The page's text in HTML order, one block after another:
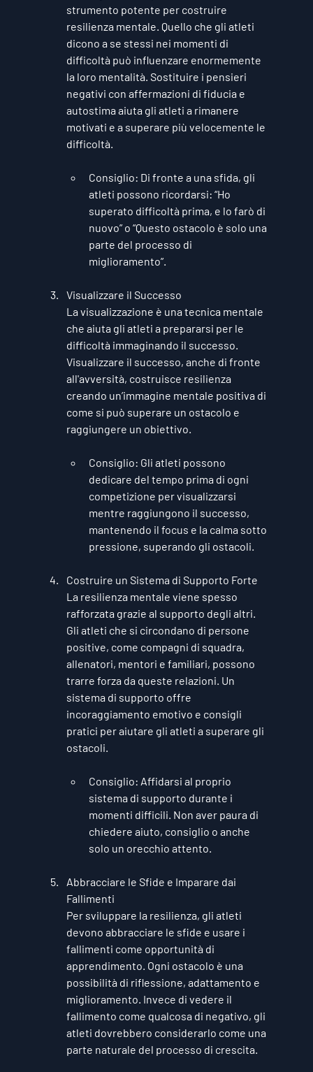
strumento potente per costruire
resilienza mentale. Quello che gli atleti
dicono a se stessi nei momenti di
difficoltà può influenzare enormemente
la loro mentalità. Sostituire i pensieri
negativi con affermazioni di fiducia e
autostima aiuta gli atleti a rimanere
motivati e a superare più velocemente le
difficoltà.
Consiglio: Di fronte a una sfida, gli
atleti possono ricordarsi: “Ho
superato difficoltà prima, e lo farò di
nuovo” o “Questo ostacolo è solo una
parte del processo di
miglioramento”.
Visualizzare il Successo
La visualizzazione è una tecnica mentale
che aiuta gli atleti a prepararsi per le
difficoltà immaginando il successo.
Visualizzare il successo, anche di fronte
all'avversità, costruisce resilienza
creando un’immagine mentale positiva di
come si può superare un ostacolo e
raggiungere un obiettivo.
Consiglio: Gli atleti possono
dedicare del tempo prima di ogni
competizione per visualizzarsi
mentre raggiungono il successo,
mantenendo il focus e la calma sotto
pressione, superando gli ostacoli.
Costruire un Sistema di Supporto Forte
La resilienza mentale viene spesso
rafforzata grazie al supporto degli altri.
Gli atleti che si circondano di persone
positive, come compagni di squadra,
allenatori, mentori e familiari, possono
trarre forza da queste relazioni. Un
sistema di supporto offre
incoraggiamento emotivo e consigli
pratici per aiutare gli atleti a superare gli
ostacoli.
Consiglio: Affidarsi al proprio
sistema di supporto durante i
momenti difficili. Non aver paura di
chiedere aiuto, consiglio o anche
solo un orecchio attento.
Abbracciare le Sfide e Imparare dai
Fallimenti
Per sviluppare la resilienza, gli atleti
devono abbracciare le sfide e usare i
fallimenti come opportunità di
apprendimento. Ogni ostacolo è una
possibilità di riflessione, adattamento e
miglioramento. Invece di vedere il
fallimento come qualcosa di negativo, gli
atleti dovrebbero considerarlo come una
parte naturale del processo di crescita.